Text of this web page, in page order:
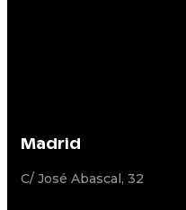
Madrid
C/ José Abascal, 32